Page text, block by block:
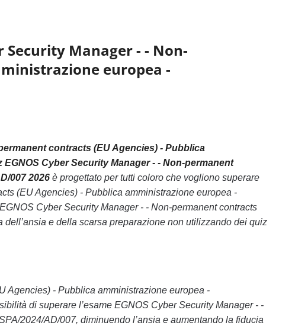
Security Manager - - Non-
europea -
contracts (EU Agencies) - Pubblica
EGNOS Cyber Security Manager - - Non-permanent
007 2026è progettato per tutti coloro che vogliono superare
(EU Agencies) - Pubblica amministrazione europea -
Cyber Security Manager - - Non-permanent contracts
e della scarsa preparazione non utilizzando dei quiz
Agencies) - Pubblica amministrazione europea -
di superare l’esame EGNOS Cyber Security Manager - -
2024/AD/007, diminuendo l’ansia e aumentando la fiducia